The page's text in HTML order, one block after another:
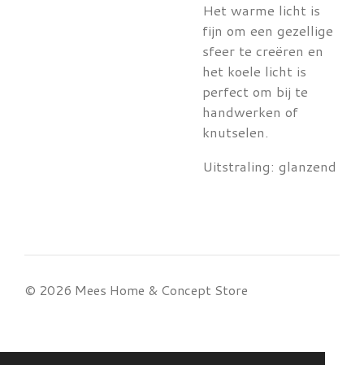
Het warme licht is
fijn om een gezellige
sfeer te creëren en
het koele licht is
perfect om bij te
handwerken of
knutselen.
Uitstraling: glanzend
© 2026 Mees Home & Concept Store